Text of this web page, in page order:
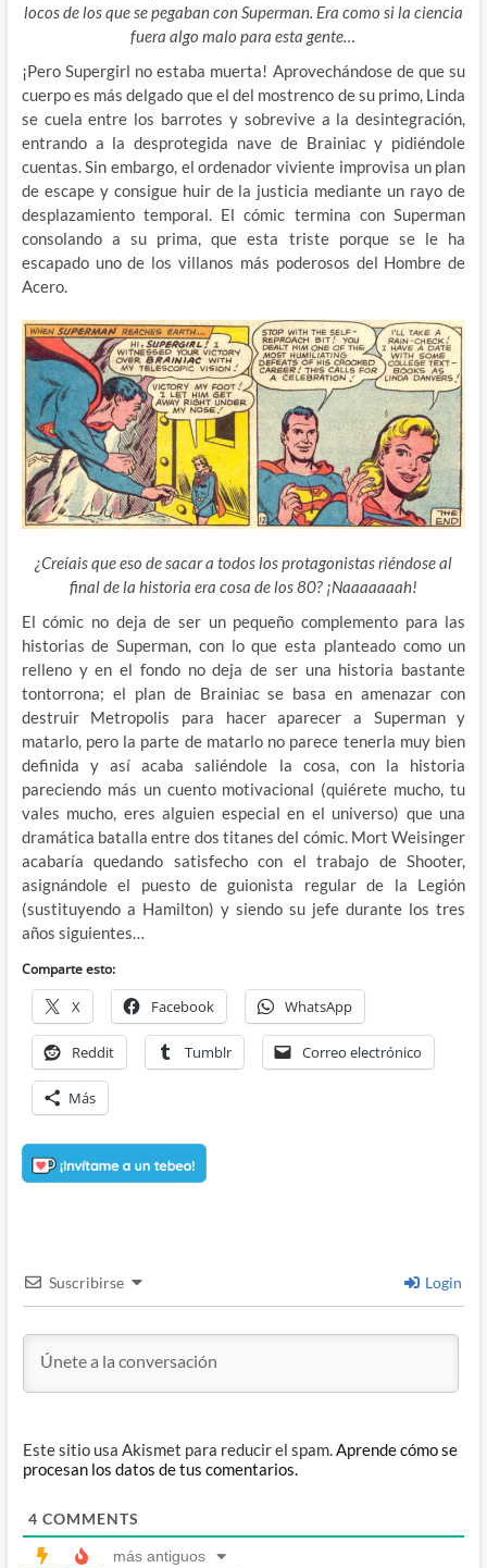
locos de los que se pegaban con Superman. Era como si la ciencia
fuera algo malo para esta gente…
¡Pero Supergirl no estaba muerta! Aprovechándose de que su
cuerpo es más delgado que el del mostrenco de su primo, Linda
se cuela entre los barrotes y sobrevive a la desintegración,
entrando a la desprotegida nave de Brainiac y pidiéndole
cuentas. Sin embargo, el ordenador viviente improvisa un plan
de escape y consigue huir de la justicia mediante un rayo de
desplazamiento temporal. El cómic termina con Superman
consolando a su prima, que esta triste porque se le ha
escapado uno de los villanos más poderosos del Hombre de
Acero.
¿Creíais que eso de sacar a todos los protagonistas riéndose al
final de la historia era cosa de los 80? ¡Naaaaaaah!
El cómic no deja de ser un pequeño complemento para las
historias de Superman, con lo que esta planteado como un
relleno y en el fondo no deja de ser una historia bastante
tontorrona; el plan de Brainiac se basa en amenazar con
destruir Metropolis para hacer aparecer a Superman y
matarlo, pero la parte de matarlo no parece tenerla muy bien
definida y así acaba saliéndole la cosa, con la historia
pareciendo más un cuento motivacional (quiérete mucho, tu
vales mucho, eres alguien especial en el universo) que una
dramática batalla entre dos titanes del cómic. Mort Weisinger
acabaría quedando satisfecho con el trabajo de Shooter,
asignándole el puesto de guionista regular de la Legión
(sustituyendo a Hamilton) y siendo su jefe durante los tres
años siguientes…
Comparte esto:
X Facebook WhatsApp
Reddit Tumblr Correo electrónico
Más
Suscribirse Login
Este sitio usa Akismet para reducir el spam. Aprende cómo se
procesan los datos de tus comentarios.
4 COMMENTS
más antiguos